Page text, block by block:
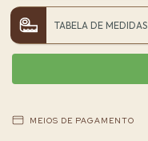
TABELA DE MEDIDAS
MEIOS DE PAGAMENTO